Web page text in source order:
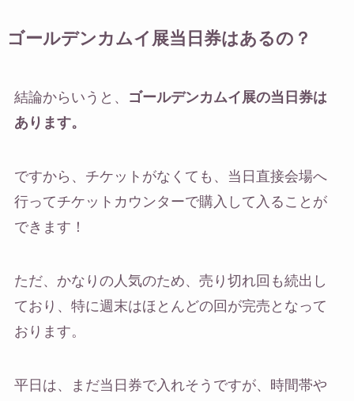
ゴールデンカムイ展当日券はあるの？
結論からいうと、
ゴールデンカムイ展の当日券は
あります。
ですから、チケットがなくても、当日直接会場へ
行ってチケットカウンターで購入して入ることが
できます！
ただ、かなりの人気のため、売り切れ回も続出し
ており、特に週末はほとんどの回が完売となって
おります。
平日は、まだ当日券で入れそうですが、時間帯や